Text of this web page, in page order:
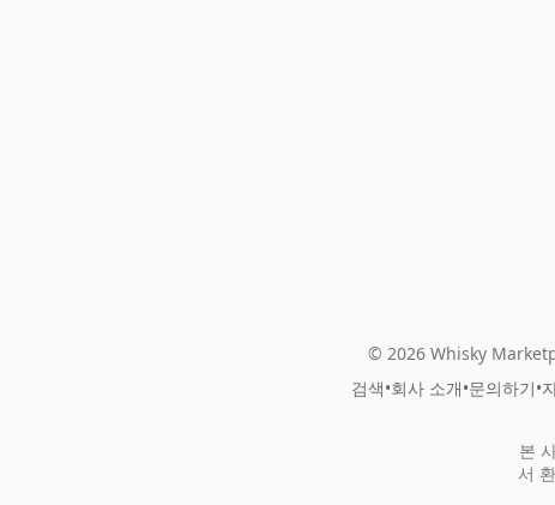
© 2026 Whisky
검색•회사 소개•문의하기•
본
서